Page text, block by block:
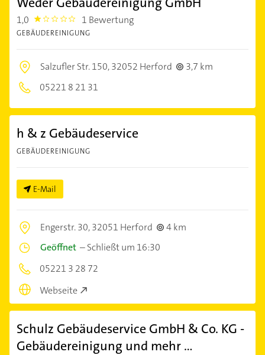
1,0 1.0 1 Bewertung
GEBÄUDEREINIGUNG
Salzufler Str. 150,32052 Herford
3,7 km
05221 8 21 31
h & z Gebäudeservice
GEBÄUDEREINIGUNG
E-Mail
Engerstr. 30,32051 Herford
4 km
Geöffnet –Schließt um 16:30
05221 3 28 72
Webseite
Schulz Gebäudeservice GmbH & Co. KG -
Gebäudereinigung und mehr ...